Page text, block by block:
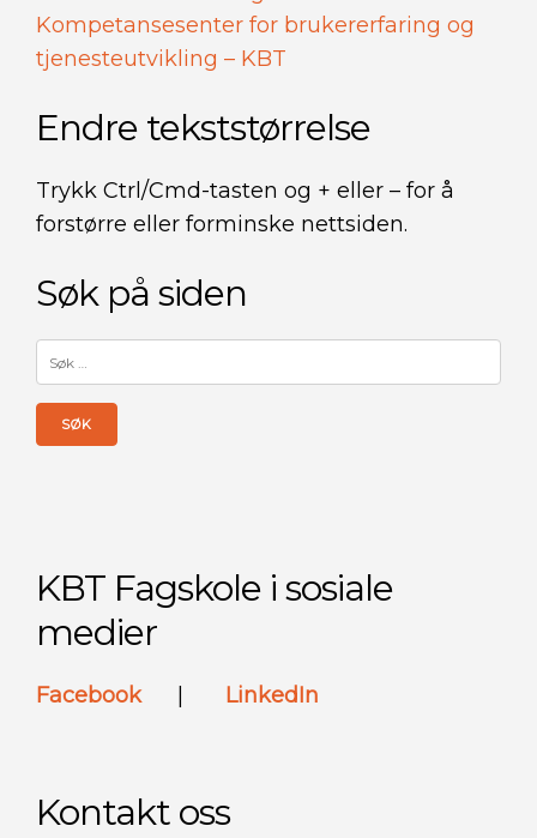
Kompetansesenter for brukererfaring og
tjenesteutvikling – KBT
Endre tekststørrelse
Trykk Ctrl/Cmd-tasten og + eller – for å
forstørre eller forminske nettsiden.
Søk på siden
etter:
KBT Fagskole i sosiale
medier
Facebook LinkedIn
Kontakt oss